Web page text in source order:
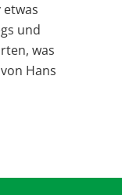
und
was
Hans